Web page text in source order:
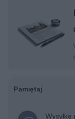
Pamiętaj